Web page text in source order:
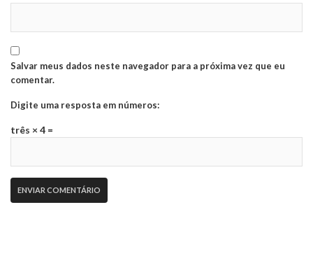
Salvar meus dados neste navegador para a próxima vez que eu
comentar.
Digite uma resposta em números:
três × 4 =